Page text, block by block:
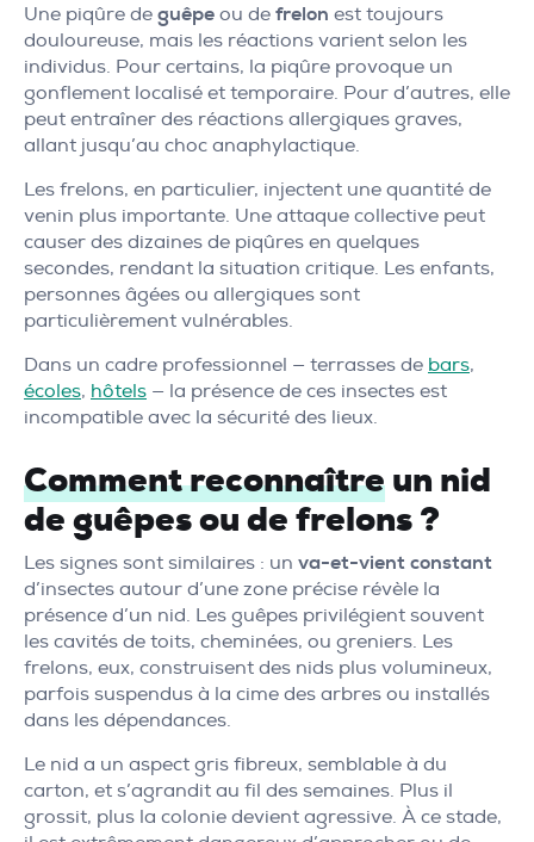
Une piqûre de guêpe ou de frelon est toujours
douloureuse, mais les réactions varient selon les
individus. Pour certains, la piqûre provoque un
gonflement localisé et temporaire. Pour d’autres, elle
peut entraîner des réactions allergiques graves,
allant jusqu’au choc anaphylactique.
Les frelons, en particulier, injectent une quantité de
venin plus importante. Une attaque collective peut
causer des dizaines de piqûres en quelques
secondes, rendant la situation critique. Les enfants,
personnes âgées ou allergiques sont
particulièrement vulnérables.
Dans un cadre professionnel — terrasses de bars,
écoles, hôtels — la présence de ces insectes est
incompatible avec la sécurité des lieux.
Comment reconnaîtreun nid
de guêpes ou de frelons ?
Les signes sont similaires : un va-et-vient constant
d’insectes autour d’une zone précise révèle la
présence d’un nid. Les guêpes privilégient souvent
les cavités de toits, cheminées, ou greniers. Les
frelons, eux, construisent des nids plus volumineux,
parfois suspendus à la cime des arbres ou installés
dans les dépendances.
Le nid a un aspect gris fibreux, semblable à du
carton, et s’agrandit au fil des semaines. Plus il
grossit, plus la colonie devient agressive. À ce stade,